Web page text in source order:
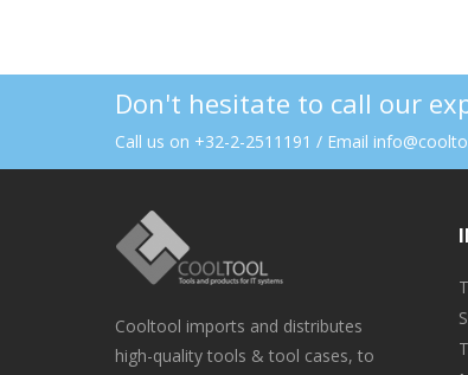
Don't hesitate to call our
Call us on +32-2-2511191 / Email
Cooltool imports and distributes
high-quality tools & tool cases, to